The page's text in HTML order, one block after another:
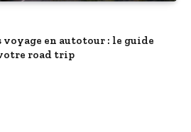
en autotour : le guide
road trip